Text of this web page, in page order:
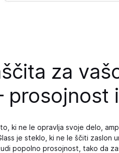
za
prosojnost
ki ne le opravlja svoje delo,
je steklo, ki ne le ščiti zaslon
popolno prosojnost, tako da